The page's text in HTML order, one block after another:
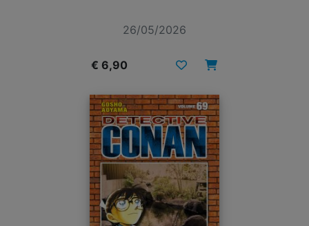
26/05/2026
€ 6,90